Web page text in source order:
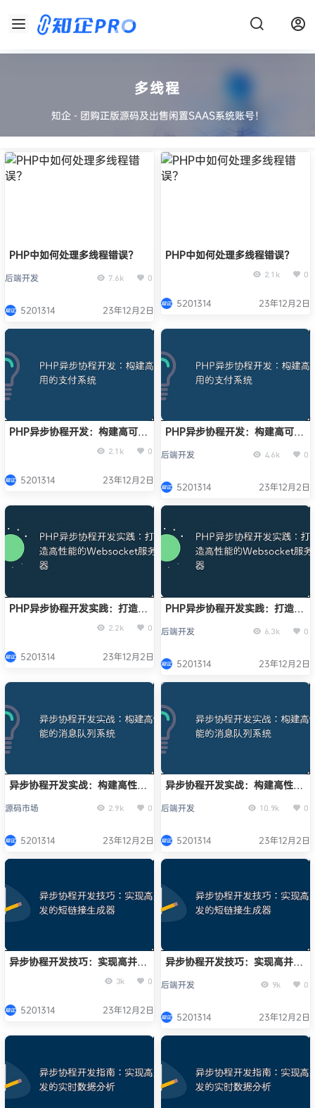
多线程
知企 - 团购正版源码及出售闲置SAAS系统账号！
PHP中如何处理多线程错误？
后端开发 7.6k 0
5201314 23年12月2日
PHP中如何处理多线程错误？
2.1k 0
5201314 23年12月2日
PHP异步协程开发：构建高可用
2.1k 0
5201314 23年12月2日
PHP异步协程开发：构建高可用
后端开发 4.6k 0
5201314 23年12月2日
PHP异步协程开发实践：打造高
性能的Websocket服务器
2.2k 0
5201314 23年12月2日
PHP异步协程开发实践：打造高
后端开发 6.3k 0
5201314 23年12月2日
异步协程开发实战：构建高性能
源码市场 2.9k 0
5201314 23年12月2日
异步协程开发实战：构建高性能
后端开发 10.9k 0
5201314 23年12月2日
异步协程开发技巧：实现高并发
3k 0
5201314 23年12月2日
异步协程开发技巧：实现高并发
后端开发 9k 0
5201314 23年12月2日